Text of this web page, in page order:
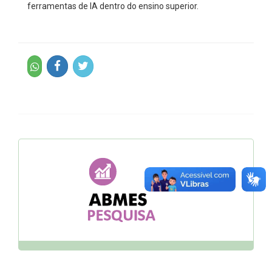
ferramentas de IA dentro do ensino superior.